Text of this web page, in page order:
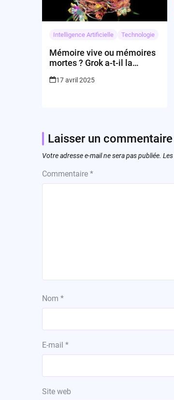
Intelligence Artificielle Technologie
Mémoire vive ou mémoires
mortes ? Grok a-t-il la
17 avril 2025
Laisser un commentaire
Votre adresse e-mail ne sera pas publiée.
Commentaire *
Nom *
E-mail *
Site web